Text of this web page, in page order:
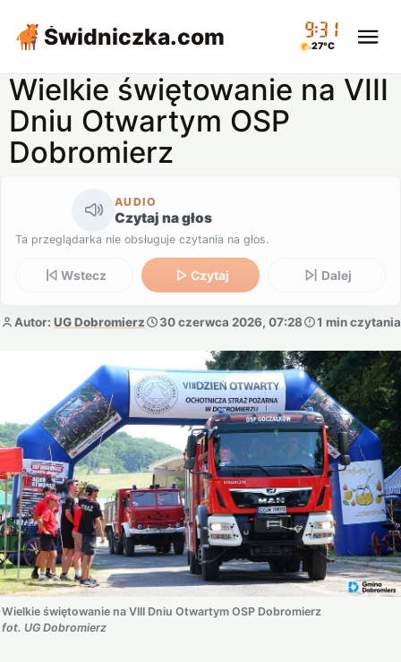
Świdniczka.com 09:31
27°C
Wielkie świętowanie na VIII
Dniu Otwartym OSP
Dobromierz
AUDIO
Czytaj na głos
Ta przeglądarka nie obsługuje czytania na głos.
Wstecz Czytaj Dalej
Autor: UG Dobromierz 30 czerwca 2026, 07:28 1 min czytania
Wielkie świętowanie na VIII Dniu Otwartym OSP Dobromierz
fot. UG Dobromierz